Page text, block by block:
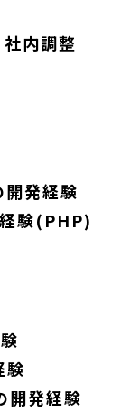
内調整
発経験
験(PHP)
開発経験